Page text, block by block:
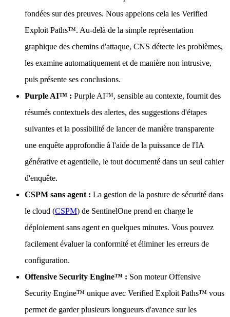
fondées sur des preuves. Nous appelons cela les Verified
Exploit Paths™. Au-delà de la simple représentation
graphique des chemins d'attaque, CNS détecte les problèmes,
les examine automatiquement et de manière non intrusive,
puis présente ses conclusions.
Purple AI™ : Purple AI™, sensible au contexte, fournit des
résumés contextuels des alertes, des suggestions d'étapes
suivantes et la possibilité de lancer de manière transparente
une enquête approfondie à l'aide de la puissance de l'IA
générative et agentielle, le tout documenté dans un seul cahier
d'enquête.
CSPM sans agent : La gestion de la posture de sécurité dans
le cloud (CSPM) de SentinelOne prend en charge le
déploiement sans agent en quelques minutes. Vous pouvez
facilement évaluer la conformité et éliminer les erreurs de
configuration.
Offensive Security Engine™ : Son moteur Offensive
Security Engine™ unique avec Verified Exploit Paths™ vous
permet de garder plusieurs longueurs d'avance sur les